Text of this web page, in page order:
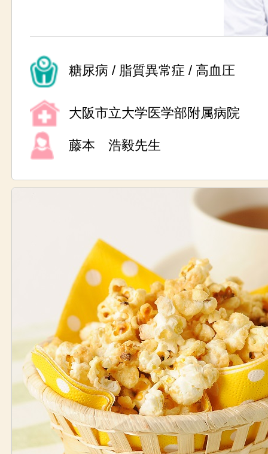
糖尿病 / 脂質異常症 / 高血圧
大阪市立大学医学部附属病院
藤本 浩毅先生